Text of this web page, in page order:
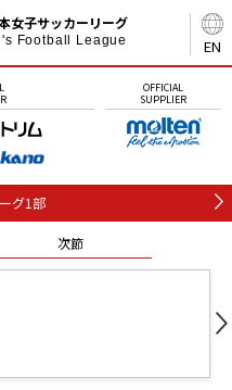
EN
女子サッカーリーグ
Football League
OFFICIAL
SUPPLIER
グ1部
次節